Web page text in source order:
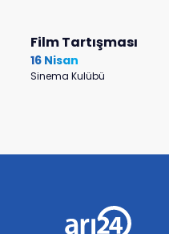
Film Tartışması
16 Nisan
Sinema Kulübü